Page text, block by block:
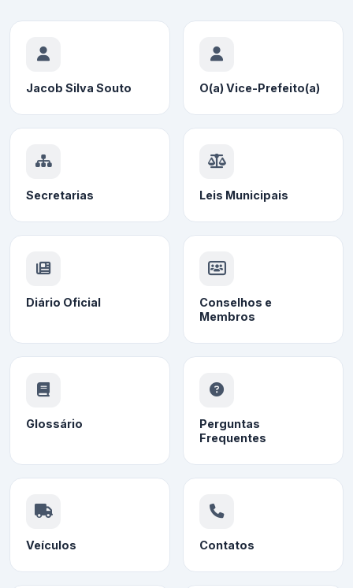
Jacob Silva Souto O(a) Vice-Prefeito(a)
Secretarias Leis Municipais
Diário Oficial
Conselhos e
Membros
Glossário
Perguntas
Frequentes
Veículos Contatos